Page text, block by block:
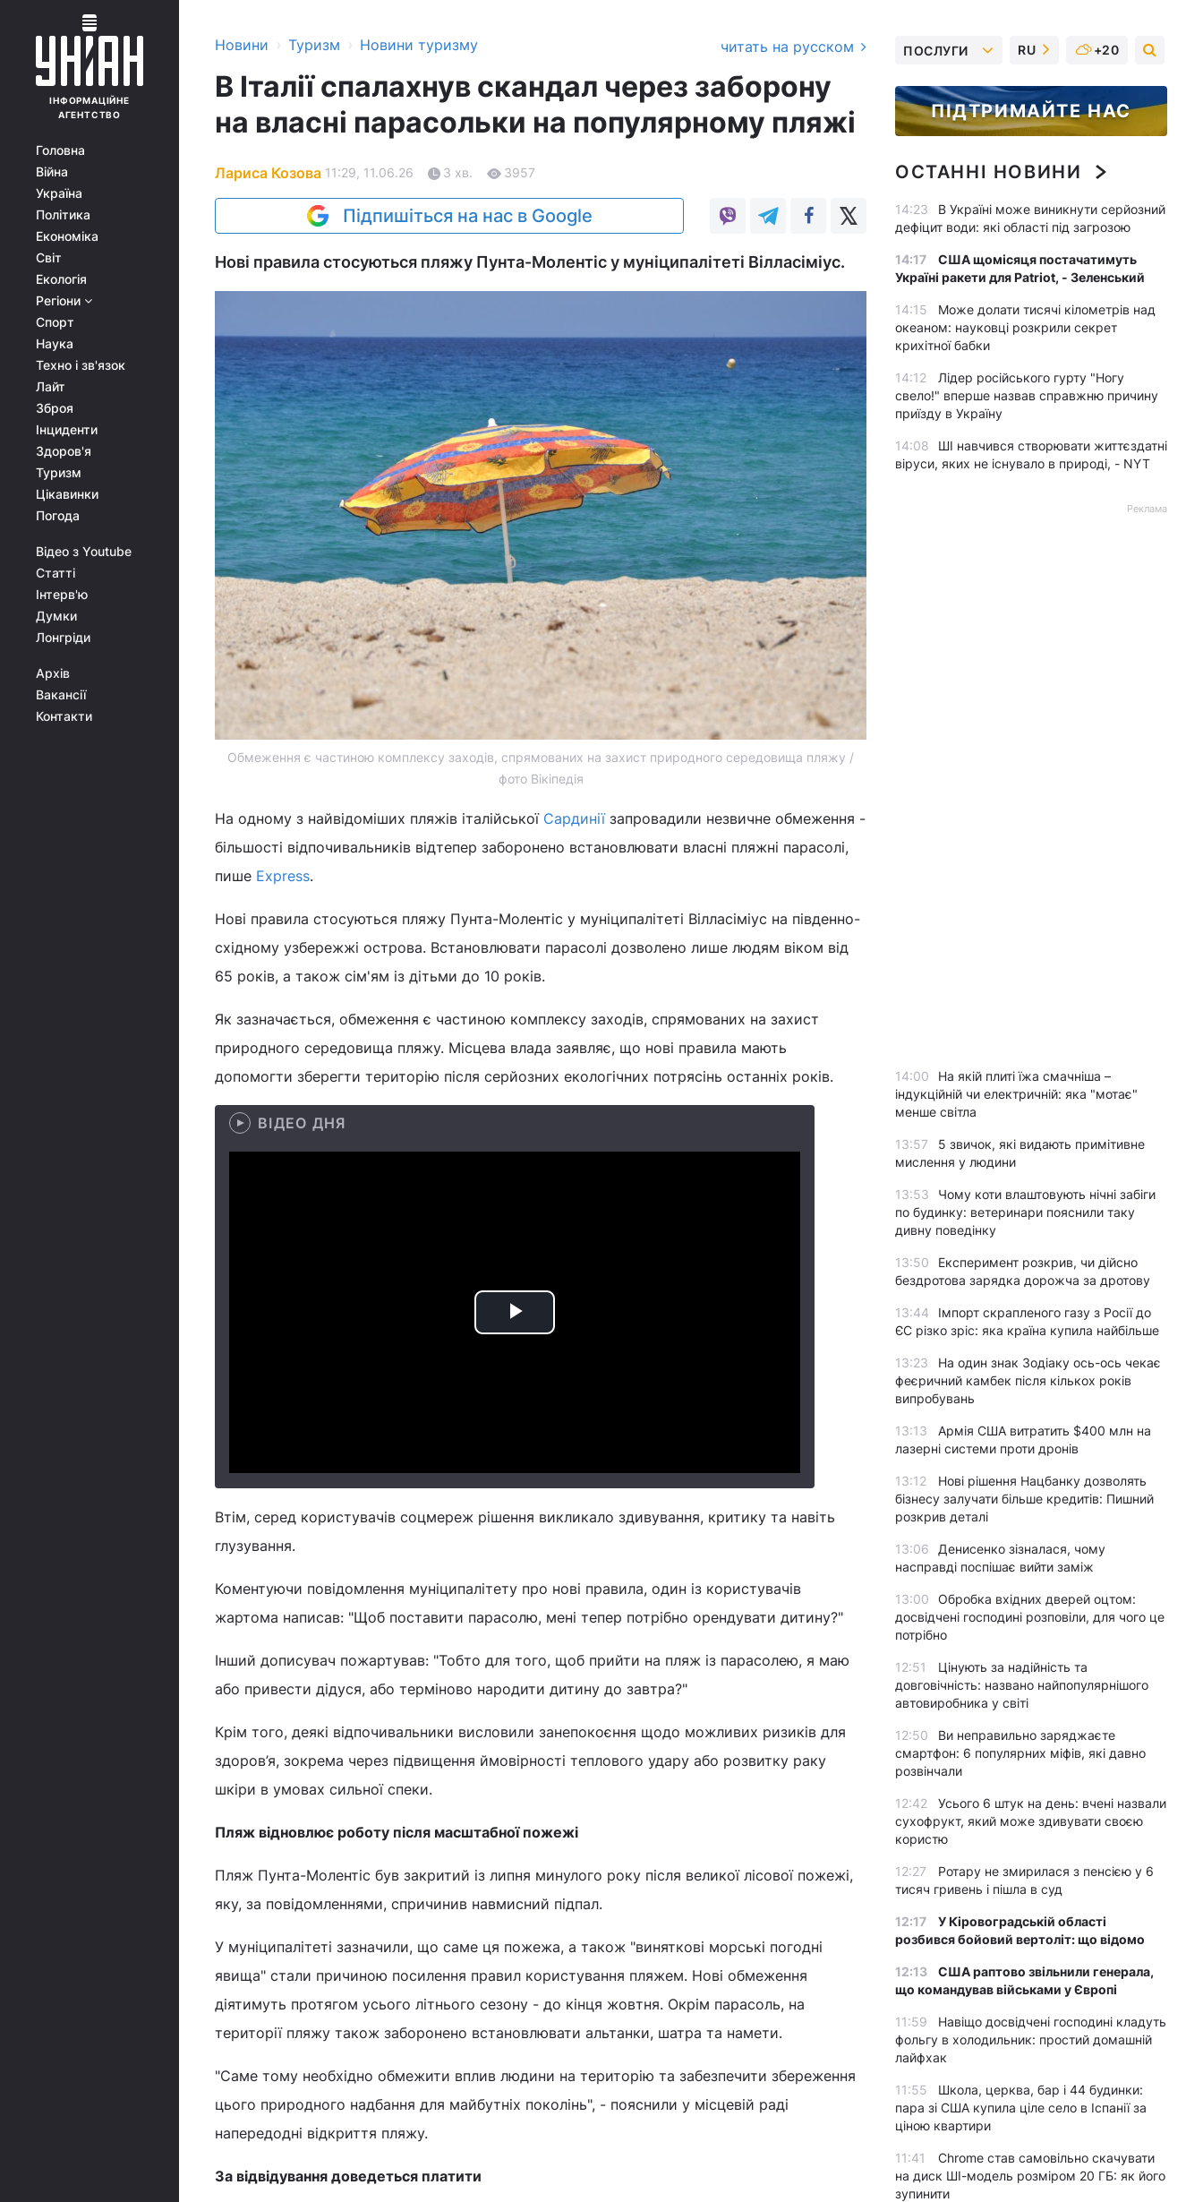
ІНФОРМАЦІЙНЕ
АГЕНТСТВО
Головна
Війна
Україна
Політика
Економіка
Світ
Екологія
Регіони
Спорт
Наука
Техно і зв'язок
Лайт
Зброя
Інциденти
Здоров'я
Туризм
Цікавинки
Погода
Відео з Youtube
Статті
Інтерв'ю
Думки
Лонгріди
Архів
Вакансії
Контакти
Новини › Туризм › Новини туризму читать на русском
В Італії спалахнув скандал через заборону
на власні парасольки на популярному пляжі
Лариса Козова 11:29, 11.06.26 3 хв. 3957
Підпишіться на нас в Google
Нові правила стосуються пляжу Пунта-Молентіс у муніципалітеті Вілласіміус.
Обмеження є частиною комплексу заходів, спрямованих на захист природного середовища пляжу /
фото Вікіпедія
На одному з найвідоміших пляжів італійської Сардиніїзапровадили незвичне обмеження -
більшості відпочивальників відтепер заборонено встановлювати власні пляжні парасолі,
пише Express.
Нові правила стосуються пляжу Пунта-Молентіс у муніципалітеті Вілласіміус на південно-
східному узбережжі острова. Встановлювати парасолі дозволено лише людям віком від
65 років, а також сім'ям із дітьми до 10 років.
Як зазначається, обмеження є частиною комплексу заходів, спрямованих на захист
природного середовища пляжу. Місцева влада заявляє, що нові правила мають
допомогти зберегти територію після серйозних екологічних потрясінь останніх років.
ВІДЕО ДНЯ
Play
Втім, серед користувачів соцмереж рішення викликало здивування, критику та навіть
глузування.
Коментуючи повідомлення муніципалітету про нові правила, один із користувачів
жартома написав: "Щоб поставити парасолю, мені тепер потрібно орендувати дитину?"
Інший дописувач пожартував: "Тобто для того, щоб прийти на пляж із парасолею, я маю
або привести дідуся, або терміново народити дитину до завтра?"
Крім того, деякі відпочивальники висловили занепокоєння щодо можливих ризиків для
здоров’я, зокрема через підвищення ймовірності теплового удару або розвитку раку
шкіри в умовах сильної спеки.
Пляж відновлює роботу після масштабної пожежі
Пляж Пунта-Молентіс був закритий із липня минулого року після великої лісової пожежі,
яку, за повідомленнями, спричинив навмисний підпал.
У муніципалітеті зазначили, що саме ця пожежа, а також "виняткові морські погодні
явища" стали причиною посилення правил користування пляжем. Нові обмеження
діятимуть протягом усього літнього сезону - до кінця жовтня. Окрім парасоль, на
території пляжу також заборонено встановлювати альтанки, шатра та намети.
"Саме тому необхідно обмежити вплив людини на територію та забезпечити збереження
цього природного надбання для майбутніх поколінь", - пояснили у місцевій раді
напередодні відкриття пляжу.
За відвідування доведеться платити
ПОСЛУГИ RU +20
ПІДТРИМАЙТЕ НАС
ОСТАННІ НОВИНИ
14:23
В Україні може виникнути серйозний
дефіцит води: які області під загрозою
14:17
США щомісяця постачатимуть
Україні ракети для Patriot, - Зеленський
14:15
Може долати тисячі кілометрів над
океаном: науковці розкрили секрет
крихітної бабки
14:12
Лідер російського гурту "Ногу
свело!" вперше назвав справжню причину
приїзду в Україну
14:08
ШІ навчився створювати життєздатні
віруси, яких не існувало в природі, - NYT
Реклама
14:00
На якій плиті їжа смачніша –
індукційній чи електричній: яка "мотає"
менше світла
13:57
5 звичок, які видають примітивне
мислення у людини
13:53
Чому коти влаштовують нічні забіги
по будинку: ветеринари пояснили таку
дивну поведінку
13:50
Експеримент розкрив, чи дійсно
бездротова зарядка дорожча за дротову
13:44
Імпорт скрапленого газу з Росії до
ЄС різко зріс: яка країна купила найбільше
13:23
На один знак Зодіаку ось-ось чекає
феєричний камбек після кількох років
випробувань
13:13
Армія США витратить $400 млн на
лазерні системи проти дронів
13:12
Нові рішення Нацбанку дозволять
бізнесу залучати більше кредитів: Пишний
розкрив деталі
13:06
Денисенко зізналася, чому
насправді поспішає вийти заміж
13:00
Обробка вхідних дверей оцтом:
досвідчені господині розповіли, для чого це
потрібно
12:51
Цінують за надійність та
довговічність: названо найпопулярнішого
автовиробника у світі
12:50
Ви неправильно заряджаєте
смартфон: 6 популярних міфів, які давно
розвінчали
12:42
Усього 6 штук на день: вчені назвали
сухофрукт, який може здивувати своєю
користю
12:27
Ротару не змирилася з пенсією у 6
тисяч гривень і пішла в суд
12:17
У Кіровоградській області
розбився бойовий вертоліт: що відомо
12:13
США раптово звільнили генерала,
що командував військами у Європі
11:59
Навіщо досвідчені господині кладуть
фольгу в холодильник: простий домашній
лайфхак
11:55
Школа, церква, бар і 44 будинки:
пара зі США купила ціле село в Іспанії за
ціною квартири
11:41
Chrome став самовільно скачувати
на диск ШІ-модель розміром 20 ГБ: як його
зупинити